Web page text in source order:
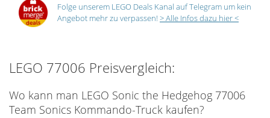
Folge unserem LEGO Deals Kanal auf Telegram um kein
Angebot mehr zu verpassen! > Alle Infos dazu hier <
LEGO 77006 Preisvergleich:
Wo kann man LEGO Sonic the Hedgehog 77006
Team Sonics Kommando-Truck kaufen?